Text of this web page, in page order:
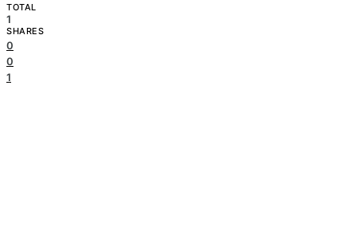
TOTAL
1
SHARES
0
0
1